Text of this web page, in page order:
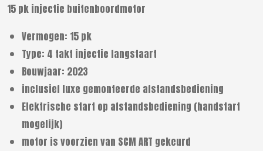
15 pk injectie buitenboordmotor
Vermogen: 15 pk
Type: 4 takt injectie langstaart
Bouwjaar: 2023
inclusief luxe gemonteerde afstandsbediening
Elektrische start op afstandsbediening (handstart
mogelijk)
motor is voorzien van SCM ART gekeurd